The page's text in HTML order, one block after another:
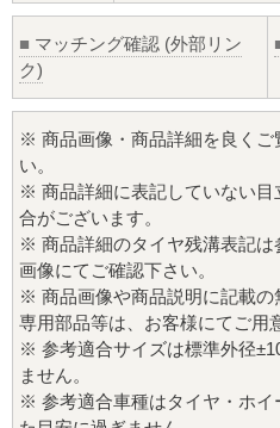
■ マッチング確認 (外部リン
ク)
※ 商品画像・商品詳細を良くご
い。
※ 商品詳細に表記していない
合がございます。
※ 商品詳細のタイヤ残溝表記は
画像にてご確認下さい。
※ 商品画像や商品説明に記載の
専用部品等は、お客様にてご用
※ 参考適合サイズは標準外径
ません。
※ 参考適合車種はタイヤ・ホイ